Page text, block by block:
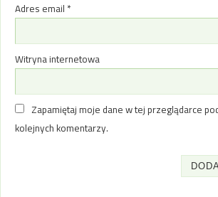
Adres email *
Witryna internetowa
Zapamiętaj moje dane w tej przeglądarce
kolejnych komentarzy.